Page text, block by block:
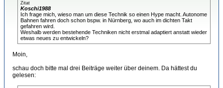
Zitat
Koschi1988
Ich frage mich, wieso man um diese Technik so einen Hype macht. Autonome
Bahnen fahren doch schon bspw. in Nürnberg, wo auch im dichten Takt
gefahren wird.
Weshalb werden bestehende Techniken nicht erstmal adaptiert anstatt wieder
etwas neues zu entwickeln?
Moin,
schau doch bitte mal drei Beiträge weiter über deinem. Da hättest du
gelesen: